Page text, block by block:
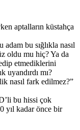
aptalların küstahça
bu sığlıkla nasıl
oldu mu hiç? Ya da
etmediklerini
uyandırdı mı?
nasıl fark edilmez?”
bu hissi çok
yıl kadar önce bir